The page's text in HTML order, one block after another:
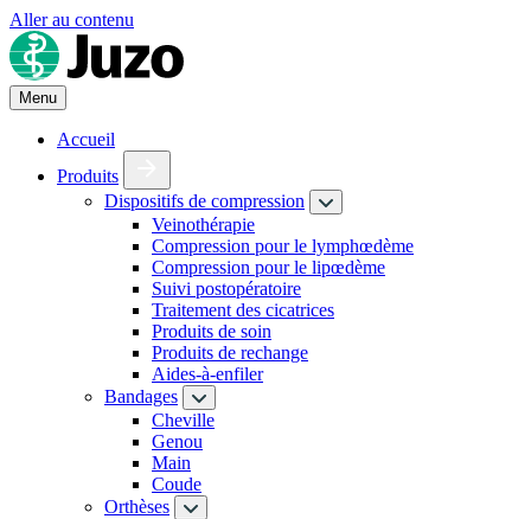
Aller au contenu
Menu
Accueil
Produits
Dispositifs de compression
Veinothérapie
Compression pour le lymphœdème
Compression pour le lipœdème
Suivi postopératoire
Traitement des cicatrices
Produits de soin
Produits de rechange
Aides-à-enfiler
Bandages
Cheville
Genou
Main
Coude
Orthèses